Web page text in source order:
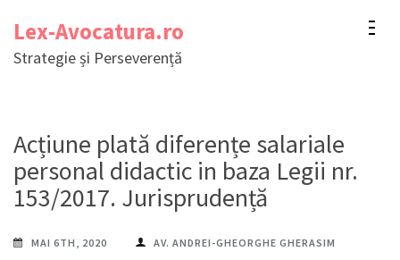
conținut
Lex-Avocatura.ro
Strategie și Perseverență
Acțiune plată diferențe salariale
personal didactic in baza Legii nr.
153/2017. Jurisprudență
MAI 6TH, 2020 AV. ANDREI-GHEORGHE GHERASIM